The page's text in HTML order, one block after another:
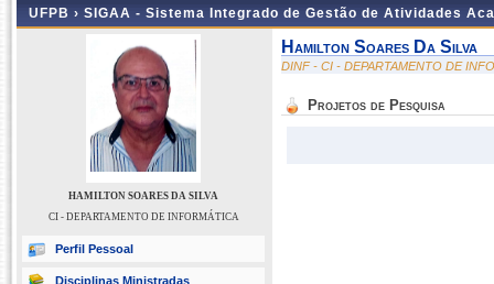
UFPB › SIGAA - Sistema Integrado de Gestão de Atividades
HAMILTON SOARES DA SILVA
CI - DEPARTAMENTO DE INFORMÁTICA
Perfil Pessoal
Disciplinas Ministradas
Hamilton Soares Da Silva
DINF - CI - DEPARTAMENTO DE
Projetos de Pesquisa